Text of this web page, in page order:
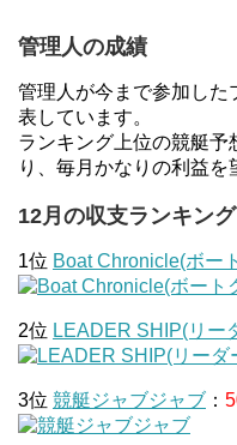
管理人の成績
管理人が今まで参加した
表しています。
ランキング上位の競艇予
り、毎月かなりの利益を
12月の収支ランキング
1位 Boat Chronicle(ボー
2位 LEADER SHIP(リー
3位 競艇ジャブジャブ ：